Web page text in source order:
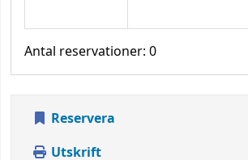
Antal reservationer: 0
Reservera
Utskrift